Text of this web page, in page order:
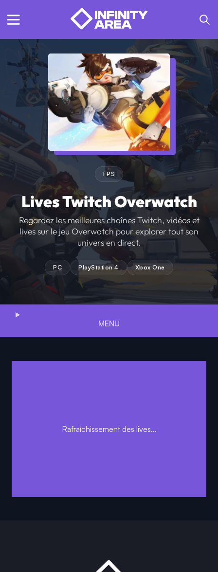
FPS
Lives Twitch Overwatch
Regardez les meilleures chaînes Twitch, vidéos et
lives sur le jeu Overwatch pour explorer tout son
univers en direct.
PC PlayStation 4 Xbox One
MENU
Rafraîchissement des lives...